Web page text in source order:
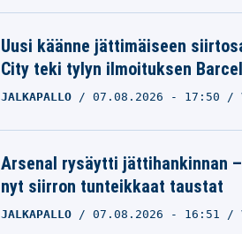
Uusi käänne jättimäiseen
City teki tylyn ilmoituksen
JALKAPALLO 07.08.2026 - 17:50
Arsenal rysäytti jättihankinnan
nyt siirron tunteikkaat taustat
JALKAPALLO 07.08.2026 - 16:51